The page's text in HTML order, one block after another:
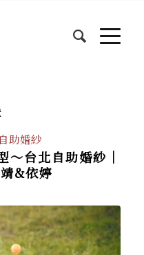
自助婚紗
～台北自助婚紗│
&依婷